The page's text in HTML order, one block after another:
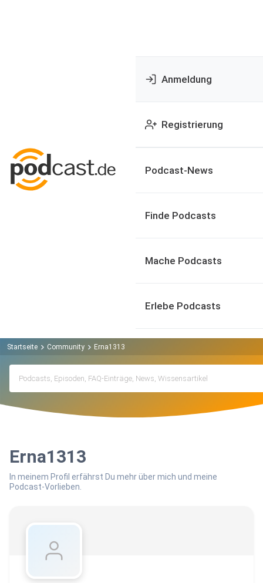
Anmeldung
Registrierung
Podcast-News
Finde Podcasts
Mache Podcasts
Erlebe Podcasts
Startseite Community Erna1313
Erna1313
In meinem Profil erfährst Du mehr über mich und meine
Podcast-Vorlieben.